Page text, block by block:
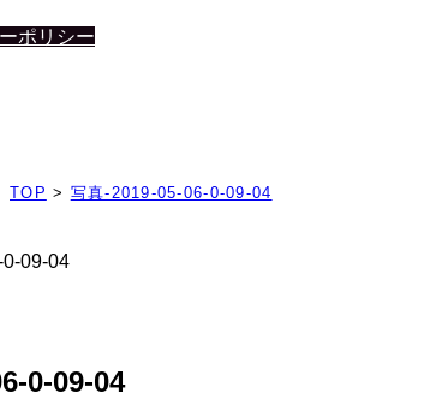
ポリシー
TOP > 写真-2019-05-06-0-09-04
09-04
0-09-04